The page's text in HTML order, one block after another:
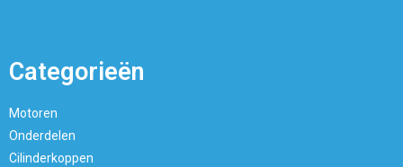
Categorieën
Motoren
Onderdelen
Cilinderkoppen